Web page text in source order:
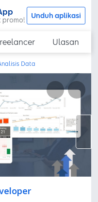
promo! Unduh aplikasi
Ulasan
Data